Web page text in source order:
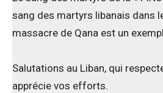
sang des martyrs libanais dans
massacre de Qana est un
Salutations au Liban, qui
apprécie vos efforts.